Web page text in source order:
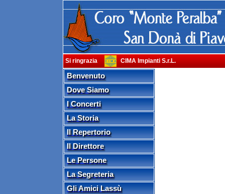
Si ringrazia CIMA Impianti S.r.L.
Benvenuto
Dove Siamo
I Concerti
La Storia
Il Repertorio
Il Direttore
Le Persone
La Segreteria
Gli Amici Lassù